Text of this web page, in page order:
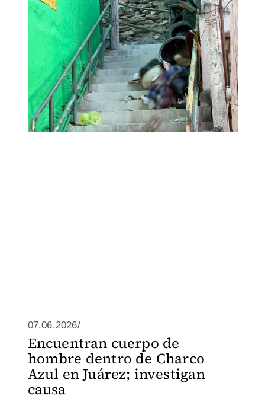
07.06.2026/
Encuentran cuerpo de
hombre dentro de Charco
Azul en Juárez; investigan
causa